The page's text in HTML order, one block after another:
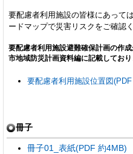
要配慮者利用施設の皆様にあって
ードマップで災害リスクをご確認く
要配慮者利用施設避難確保計画の作
市地域防災計画資料編に記載しており
要配慮者利用施設位置図
冊子
冊子01_表紙(PDF 約4MB)